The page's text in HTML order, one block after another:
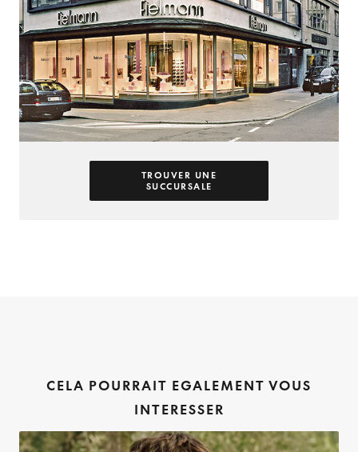
TROUVER UNE
SUCCURSALE
CELA POURRAIT EGALEMENT VOUS
INTERESSER